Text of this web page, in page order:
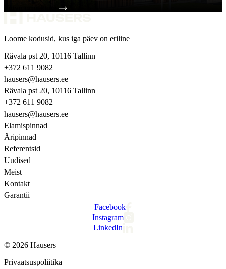
Loome kodusid, kus iga päev on eriline
Rävala pst 20, 10116 Tallinn
+372 611 9082
hausers@hausers.ee
Rävala pst 20, 10116 Tallinn
+372 611 9082
hausers@hausers.ee
Elamispinnad
Äripinnad
Referentsid
Uudised
Meist
Kontakt
Garantii
Facebook
Instagram
LinkedIn
© 2026 Hausers
Privaatsuspoliitika